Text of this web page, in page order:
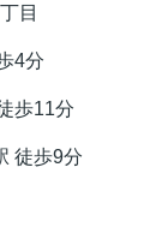
目
4分
歩11分
徒歩9分